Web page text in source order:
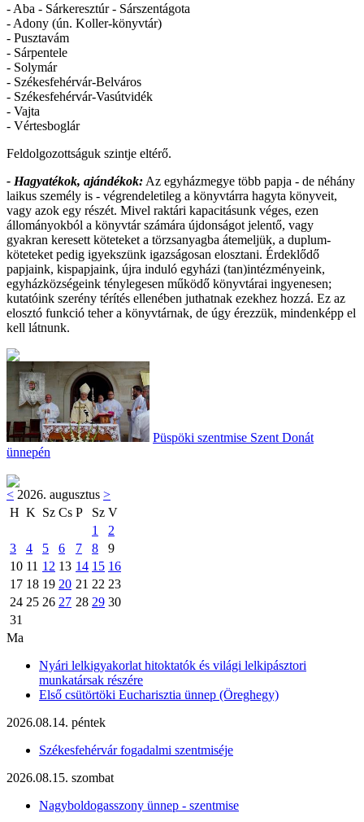
- Aba - Sárkeresztúr - Sárszentágota
- Adony (ún. Koller-könyvtár)
- Pusztavám
- Sárpentele
- Solymár
- Székesfehérvár-Belváros
- Székesfehérvár-Vasútvidék
- Vajta
- Vértesboglár
Feldolgozottságuk szintje eltérő.
- Hagyatékok, ajándékok: Az egyházmegye több papja - de néhány
laikus személy is - végrendeletileg a könyvtárra hagyta könyveit,
vagy azok egy részét. Mivel raktári kapacitásunk véges, ezen
állományokból a könyvtár számára újdonságot jelentő, vagy
gyakran keresett köteteket a törzsanyagba átemeljük, a duplum-
köteteket pedig igyekszünk igazságosan elosztani. Érdeklődő
papjaink, kispapjaink, újra induló egyházi (tan)intézményeink,
egyházközségeink ténylegesen működő könyvtárai ingyenesen;
kutatóink szerény térítés ellenében juthatnak ezekhez hozzá. Ez az
elosztó funkció teher a könyvtárnak, de úgy érezzük, mindenképp el
kell látnunk.
Püspöki szentmise Szent Donát
ünnepén
< 2026. augusztus >
H K Sz Cs P Sz V
1
2
3
4 5 6 7 8
9
10 11 12 13 14 15 16
17 18 19 20 21 22 23
24 25 26 27 28 29 30
31
Ma
Nyári lelkigyakorlat hitoktatók és világi lelkipásztori
munkatársak részére
Első csütörtöki Eucharisztia ünnep (Öreghegy)
2026.08.14. péntek
Székesfehérvár fogadalmi szentmiséje
2026.08.15. szombat
Nagyboldogasszony ünnep - szentmise